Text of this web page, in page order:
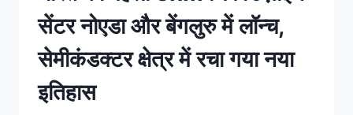
सेंटर नोएडा और बेंगलुरु में लॉन्च,
सेमीकंडक्टर क्षेत्र में रचा गया नया
इतिहास